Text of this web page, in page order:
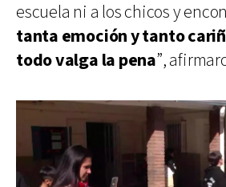
escuela ni a los chicos y
tanta emoción y tanto
todo valga la pena”,